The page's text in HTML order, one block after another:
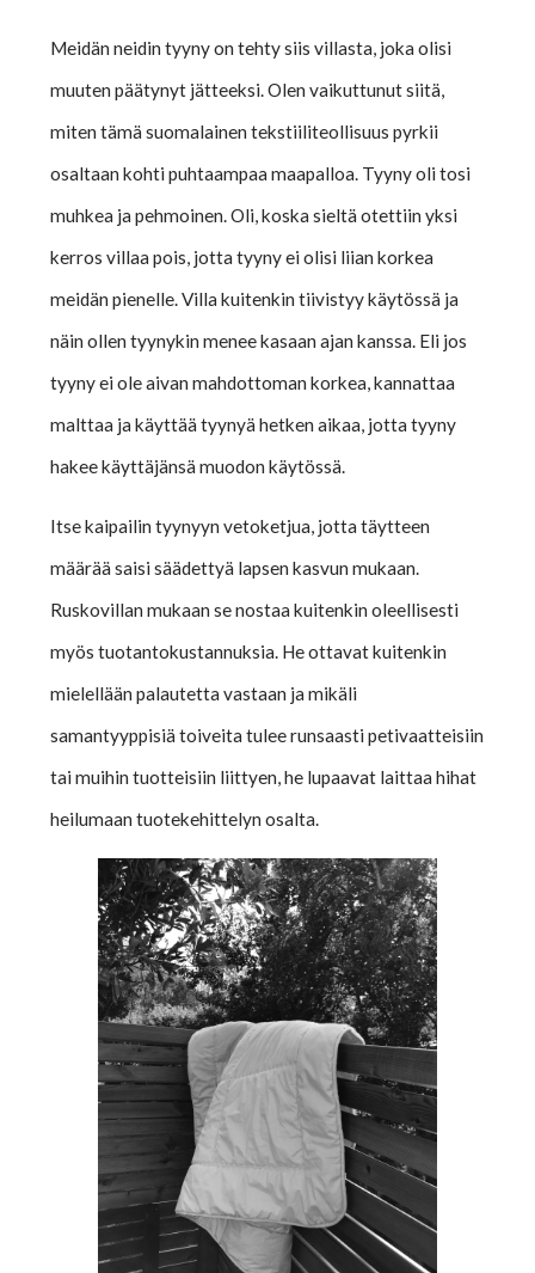
Meidän neidin tyyny on tehty siis villasta, joka olisi
muuten päätynyt jätteeksi. Olen vaikuttunut siitä,
miten tämä suomalainen tekstiiliteollisuus pyrkii
osaltaan kohti puhtaampaa maapalloa. Tyyny oli tosi
muhkea ja pehmoinen. Oli, koska sieltä otettiin yksi
kerros villaa pois, jotta tyyny ei olisi liian korkea
meidän pienelle. Villa kuitenkin tiivistyy käytössä ja
näin ollen tyynykin menee kasaan ajan kanssa. Eli jos
tyyny ei ole aivan mahdottoman korkea, kannattaa
malttaa ja käyttää tyynyä hetken aikaa, jotta tyyny
hakee käyttäjänsä muodon käytössä.
Itse kaipailin tyynyyn vetoketjua, jotta täytteen
määrää saisi säädettyä lapsen kasvun mukaan.
Ruskovillan mukaan se nostaa kuitenkin oleellisesti
myös tuotantokustannuksia. He ottavat kuitenkin
mielellään palautetta vastaan ja mikäli
samantyyppisiä toiveita tulee runsaasti petivaatteisiin
tai muihin tuotteisiin liittyen, he lupaavat laittaa hihat
heilumaan tuotekehittelyn osalta.